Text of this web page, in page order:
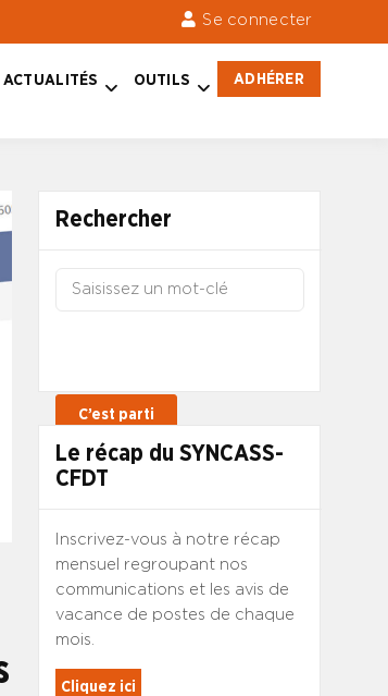
Se connecter
ACTUALITÉS OUTILS ADHÉRER
Rechercher
Le récap du SYNCASS-
CFDT
Inscrivez-vous à notre récap
mensuel regroupant nos
communications et les avis de
vacance de postes de chaque
mois.
Cliquez ici